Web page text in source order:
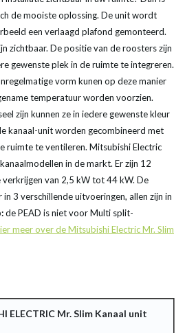
de mooiste oplossing. De unit wordt
een verlaagd plafond gemonteerd.
zichtbaar. De positie van de roosters zijn
gewenste plek in de ruimte te integreren.
vorm kunen op deze manier
temperatuur worden voorzien.
zijn kunnen ze in iedere gewenste kleur
kanaal-unit worden gecombineerd met
ruimte te ventileren. Mitsubishi Electric
in de markt. Er zijn 12
van 2,5 kW tot 44 kW. De
3 verschillende uitvoeringen, allen zijn in
de PEAD is niet voor Multi split-
meer over de Mitsubishi Electric Mr. Slim
ELECTRIC Mr. Slim Kanaal unit